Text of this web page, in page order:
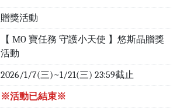
贈獎活動
【 MO 寶任務 守護小天使 】悠斯晶贈獎
活動
2026/1/7(三)~1/21(三) 23:59截止
※活動已結束※